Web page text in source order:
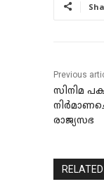
Previous
സിനിമ
രാജ്യസഭ